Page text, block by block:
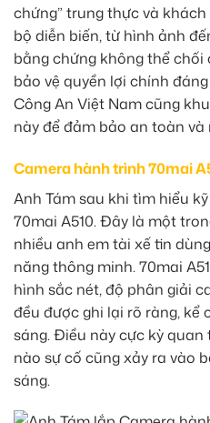
chứng” trung thực và
bộ diễn biến, từ hình ảnh
bằng chứng không thể
bảo vệ quyền lợi chính
Công An Việt Nam cũng
này để đảm bảo an toàn và
Camera hành trình 70mai
Anh Tám sau khi tìm hiểu
70mai A510. Đây là một
nhiều anh em tài xế tin
năng thông minh. 70mai
hình sắc nét, độ phân giải
đều được ghi lại rõ ràng, kể
sáng. Điều này cực kỳ
nào sự cố cũng xảy ra vào
sáng.